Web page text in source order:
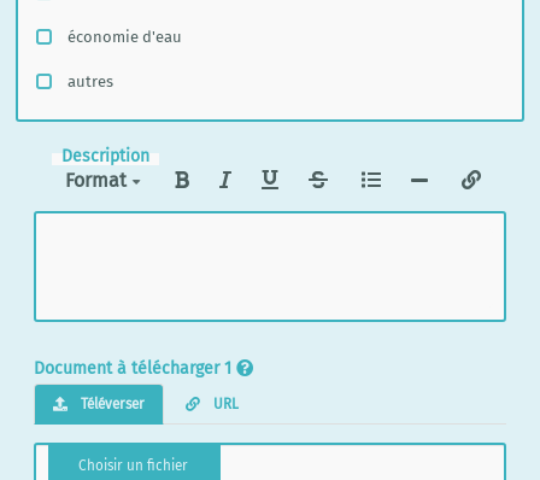
économie d'eau
autres
Description
Format
Document à télécharger 1
Téléverser URL